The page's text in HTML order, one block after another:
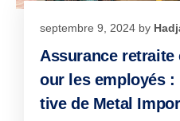
septembre 9, 2024 by
Assurance
our les employés
tive de Metal